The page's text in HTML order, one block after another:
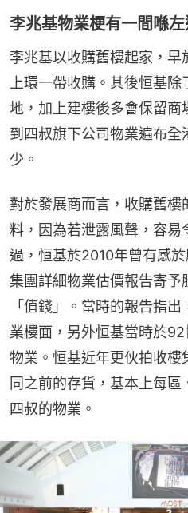
李兆基物業梗有一間喺
李兆基以收購舊樓起家，早
上環一帶收購。其後恒基
地，加上建樓後多會保留商
到四叔旗下公司物業遍布
少。
對於發展商而言，收購舊樓
料，因為若泄露風聲，容易
過，恒基於2010年曾有感
集團詳細物業估價報告寄予
「值錢」。當時的報告指
業樓面，另外恒基當時於
物業。恒基近年更伙拍收樓
同之前的存貨，基本上每
四叔的物業。